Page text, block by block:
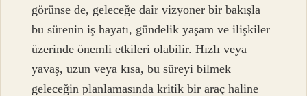
görünse de, geleceğe dair vizyoner bir bakışla
bu sürenin iş hayatı, gündelik yaşam ve ilişkiler
üzerinde önemli etkileri olabilir. Hızlı veya
yavaş, uzun veya kısa, bu süreyi bilmek
geleceğin planlamasında kritik bir araç haline